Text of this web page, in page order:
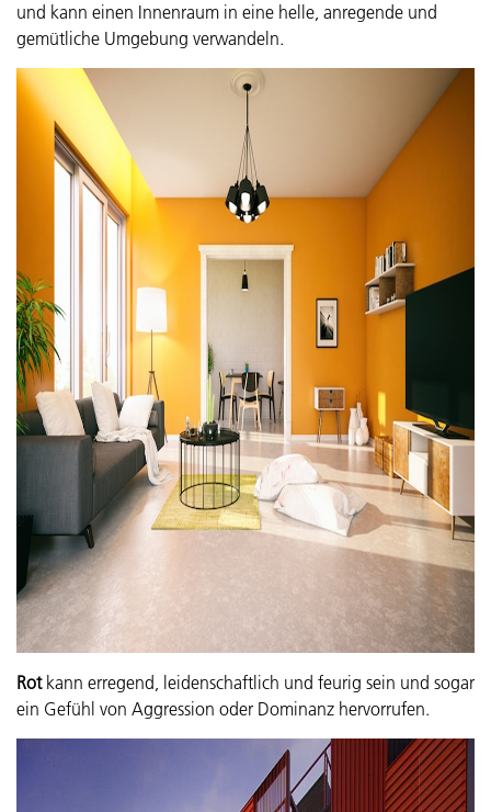
und kann einen Innenraum in eine helle, anregende und
gemütliche Umgebung verwandeln.
Rot kann erregend, leidenschaftlich und feurig sein und sogar
ein Gefühl von Aggression oder Dominanz hervorrufen.